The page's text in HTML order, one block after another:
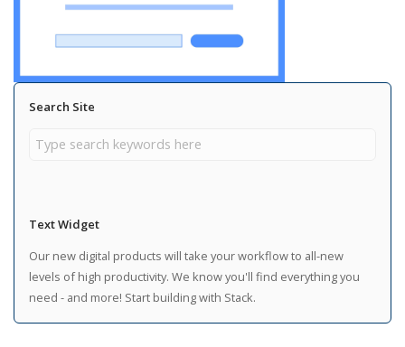
Search Site
Text Widget
Our new digital products will take your workflow to all-new
levels of high productivity. We know you'll find everything you
need - and more! Start building with Stack.